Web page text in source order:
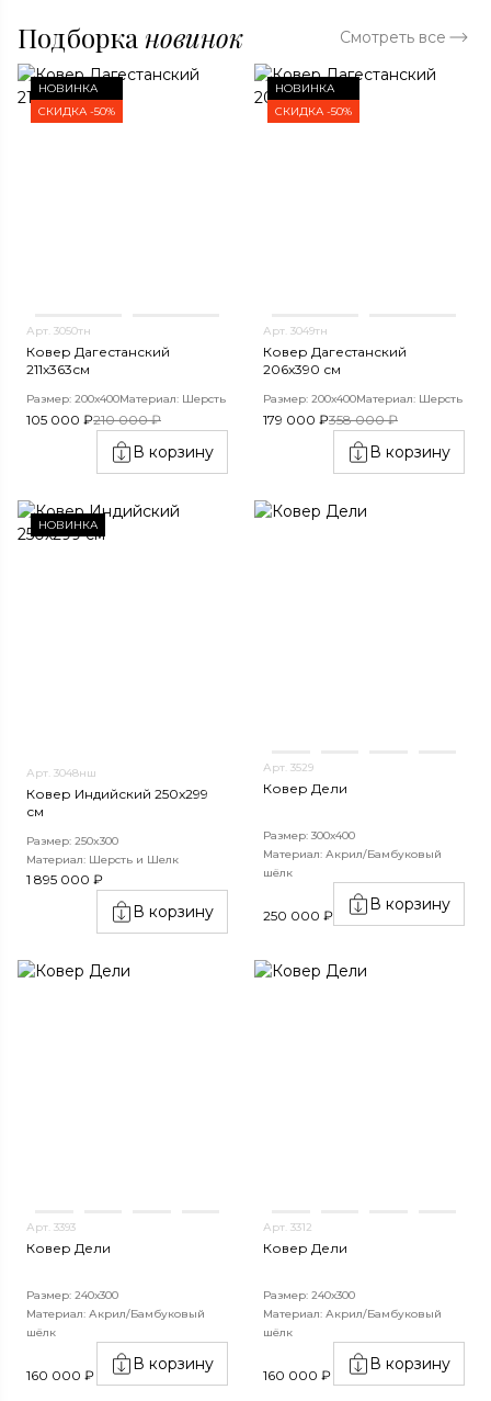
Подборка новинок Смотреть все
НОВИНКА
СКИДКА -50%
Арт. 3050тн
Ковер Дагестанский
211x363см
Размер: 200х400Материал: Шерсть
105 000 ₽210 000 ₽
В корзину
НОВИНКА
СКИДКА -50%
Арт. 3049тн
Ковер Дагестанский
206x390 см
Размер: 200х400Материал: Шерсть
179 000 ₽358 000 ₽
В корзину
НОВИНКА
Арт. 3048нш
Ковер Индийский 250x299
см
Размер: 250x300
Материал: Шерсть и Шелк
1 895 000 ₽
В корзину
Арт. 3529
Ковер Дели
Размер: 300х400
Материал: Акрил/Бамбуковый
шёлк
250 000 ₽
В корзину
Арт. 3393
Ковер Дели
Размер: 240х300
Материал: Акрил/Бамбуковый
шёлк
160 000 ₽
В корзину
Арт. 3312
Ковер Дели
Размер: 240х300
Материал: Акрил/Бамбуковый
шёлк
160 000 ₽
В корзину